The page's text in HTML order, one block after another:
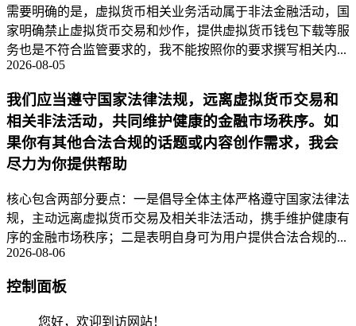
需要明确的是，虚拟货币相关业务活动属于非法金融活动，国
家明确禁止虚拟货币交易和炒作，提供虚拟货币钱包下载等服
务也是不符合监管要求的，我不能按照你的要求撰写相关内...
2026-08-05
我们应当遵守国家法律法规，远离虚拟货币交易和
相关非法活动，共同维护健康的金融市场秩序。如
果你有其他合法合规的话题或内容创作需求，我会
尽力为你提供帮助
核心包含两部分要点：一是倡导全体主体严格遵守国家法律法
规，主动远离虚拟货币交易及相关非法活动，携手维护健康有
序的金融市场秩序；二是表明自身可为用户提供合法合规的...
2026-08-06
控制面板
您好，欢迎到访网站！